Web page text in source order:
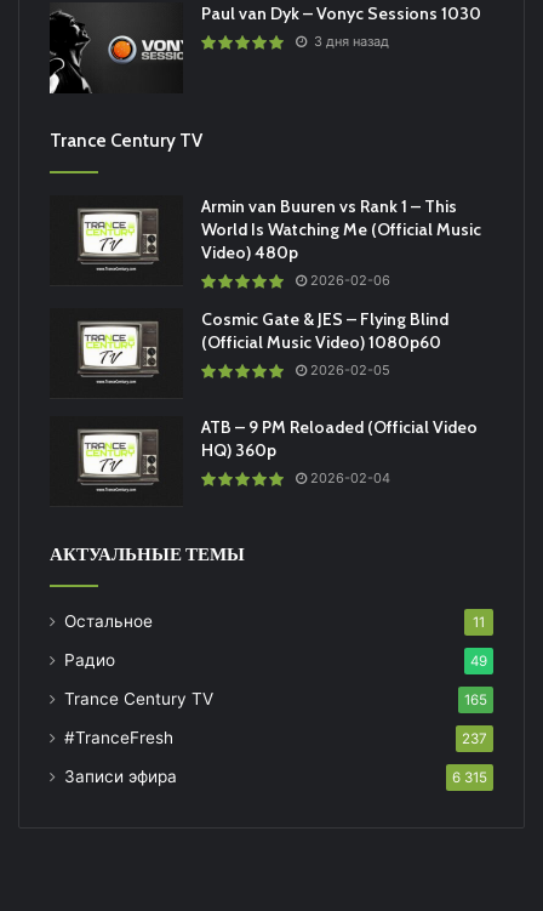
Paul van Dyk – Vonyc Sessions 1030
3 дня назад
Trance Century TV
Armin van Buuren vs Rank 1 – This
World Is Watching Me (Official Music
Video) 480p
2026-02-06
Cosmic Gate & JES – Flying Blind
(Official Music Video) 1080p60
2026-02-05
ATB – 9 PM Reloaded (Official Video
HQ) 360p
2026-02-04
АКТУАЛЬНЫЕ ТЕМЫ
Остальное 11
Радио 49
Trance Century TV 165
#TranceFresh 237
Записи эфира 6 315